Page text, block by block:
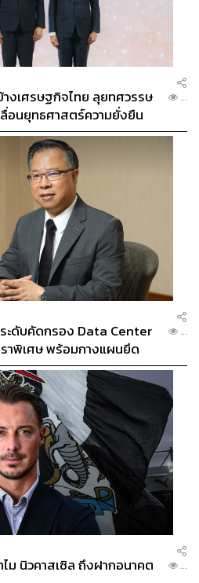
งเศรษฐกิจไทย ลุยทศวรรษ
อนยุทธศาสตร์ความยั่งยืน
...
ระดับคัดกรอง Data Center
าพิเศษ พร้อมกางแผนยึด
...
ม นิวคาสเซิล ถึงฝากอนาคต
...